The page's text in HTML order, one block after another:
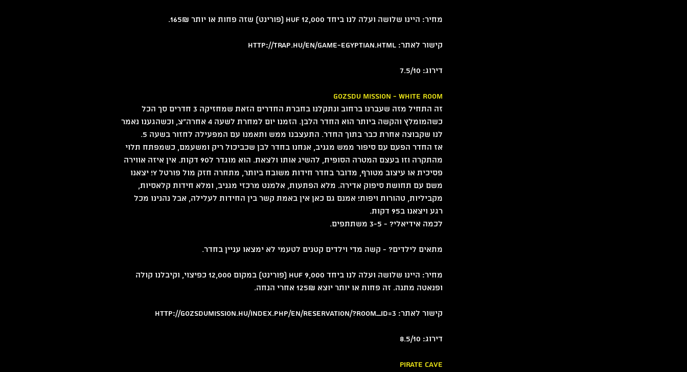
מחיר: היינו שלושה ועלה לנו ביחד 12,000 HUF (פורינט) שזה פחות או יותר 165₪.
קישור לאתר: http://trap.hu/en/game-egyptian.html
דירוג: 7.5/10
זה התחיל מזה שעברנו ברחוב ונתקלנו בחברת החדרים הזאת שמחזיקה 3 חדרים סך הכל
כשהמומלץ והקשה ביותר הוא החדר הלבן. הזמנו יום למחרת לשעה 4 אחרה״צ, וכשהגענו נאמר
לנו שקבוצה אחרת כבר בתוך החדר. התעצבנו ממש ותאמנו עם המפעילה לחזור בשעה 5.
אז החדר הפעם עם סיפור ממש מגניב, אנחנו בחדר לבן שכביכול ריק ומשעמם, כשמפתח תלוי
מהתקרה וזו בעצם המטרה הסופית, להשיג אותו ולצאת. הוא מוגדר ל90 דקות. אין איזה אווירה
פסיכית או עיצוב מטורף, מדובר בחדר חידות משובח ביותר, מתחרה חזק מול פורטל Y! יצאנו
משם עם תחושת סיפוק אדירה. מלא הפתעות, אלמנט מרכזי מגניב, ומלא חידות קלאסיות,
מקביליות, טהורות ויפות! אמנם גם כאן אין באמת קשר בין החידות לעלילה, אבל נהנינו מכל
רגע ויצאנו ב95 דקות.
לכמה אידיאלי? - 3-5 משתתפים.
מתאים לילדים? - קשה מדי וילדים קטנים לטעמי לא ימצאו עניין בחדר.
מחיר: היינו שלושה ועלה לנו ביחד 9,000 HUF (פורינט) במקום 12,000 כפיצוי, וקיבלנו קולה
ופנאטה מתנה. זה פחות או יותר יוצא 125₪ אחרי הנחה.
קישור לאתר: http://gozsdumission.hu/index.php/en/reservation/?room_id=3
דירוג: 8.5/10